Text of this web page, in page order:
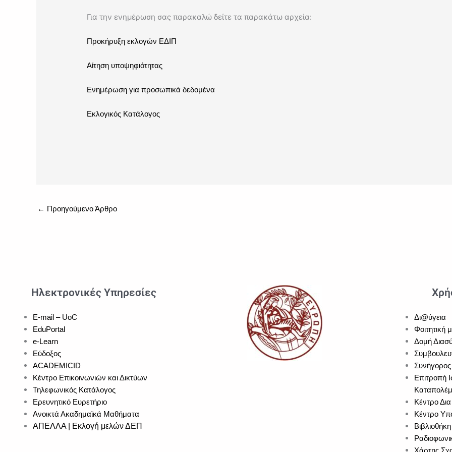
Για την ενημέρωση σας παρακαλώ δείτε τα παρακάτω αρχεία:
Προκήρυξη εκλογών ΕΔΙΠ
Αίτηση υποψηφιότητας
Ενημέρωση για προσωπικά δεδομένα
Εκλογικός Κατάλογος
← Προηγούμενο Άρθρο
Ηλεκτρονικές Υπηρεσίες
E-mail – UoC
EduPortal
e-Learn
Εύδοξος
ACADEMICID
Κέντρο Επικοινωνιών και Δικτύων
Τηλεφωνικός Κατάλογος
Ερευνητικό Ευρετήριο
Ανοικτά Ακαδημαϊκά Μαθήματα
ΑΠΕΛΛΑ | Εκλογή μελών ΔΕΠ
Δι@ύγεια
Φοιτητική
Δομή
Συνήγορος
Επιτροπή
Κέντρο
Κέντρο